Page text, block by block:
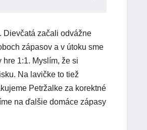
Dievčatá začali odvážne
zápasov a v útoku sme
1:1. Myslím, že si
Na lavičke to tiež
Petržalke za korektné
na ďalšie domáce zápasy